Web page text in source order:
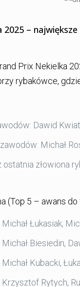
2025 –
Prix Nekielka
rybakówce,
Dawid
Michał
ostatnia złowiona
(Top 5 – awans do
Łukasiak,
Biesiedin,
Kubacki,
Rytych,